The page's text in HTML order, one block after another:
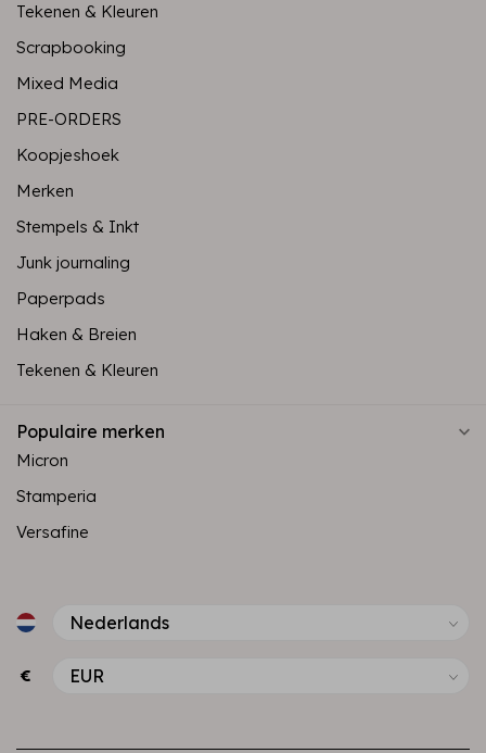
Tekenen & Kleuren
Scrapbooking
Mixed Media
PRE-ORDERS
Koopjeshoek
Merken
Stempels & Inkt
Junk journaling
Paperpads
Haken & Breien
Tekenen & Kleuren
Populaire merken
Micron
Stamperia
Versafine
€